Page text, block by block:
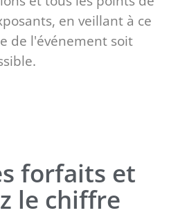
en veillant à ce
de l'événement soit
forfaits et
le chiffre